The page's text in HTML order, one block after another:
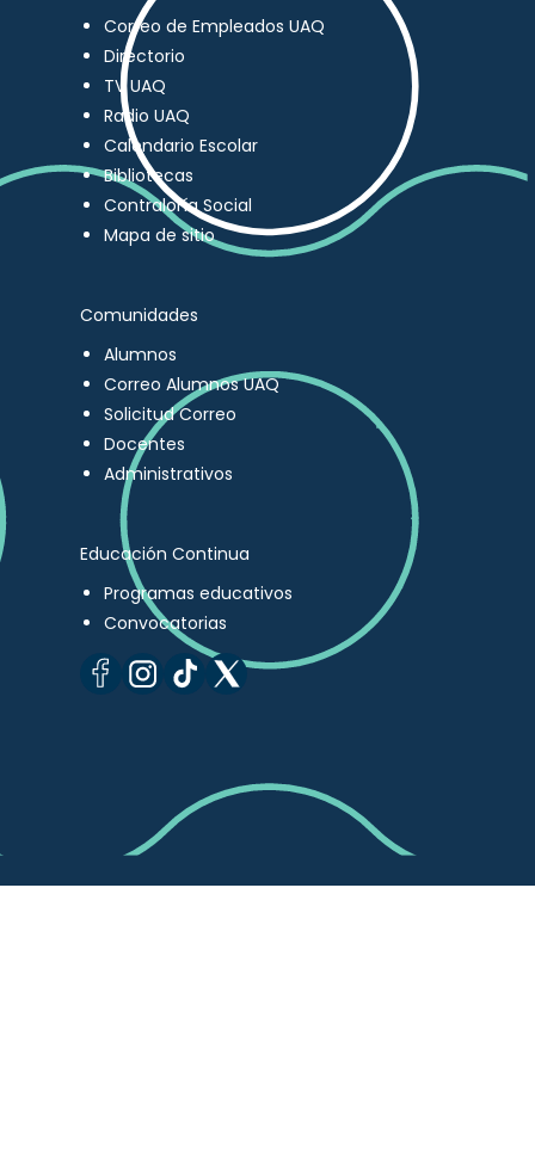
Correo de Empleados UAQ
Directorio
TV UAQ
Radio UAQ
Calendario Escolar
Bibliotecas
Contraloría Social
Mapa de sitio
Comunidades
Alumnos
Correo Alumnos UAQ
Solicitud Correo
Docentes
Administrativos
Educación Continua
Programas educativos
Convocatorias